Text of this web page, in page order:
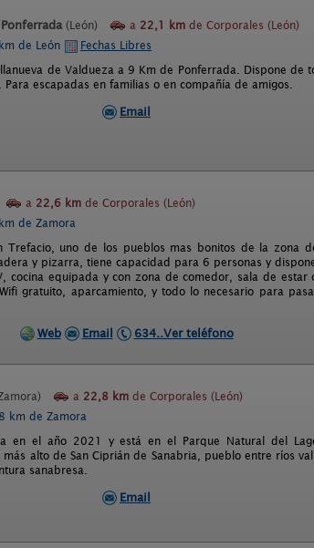
(León) a 22,1 km de Corporales (León)
de León
Fechas Libres
de Valdueza a 9 Km de Ponferrada. Dispone de
escapadas en familias o en compañía de amigos.
Email
a 22,6 km de Corporales (León)
de Zamora
Trefacio, uno de los pueblos mas bonitos de la zona
y pizarra, tiene capacidad para 6 personas y
cocina equipada y con zona de comedor, sala de estar
gratuito, aparcamiento, y todo lo necesario para
Web
Email 634..Ver teléfono
a 22,8 km de Corporales (León)
km de Zamora
en el año 2021 y está en el Parque Natural del
alto de San Ciprián de Sanabria, pueblo entre ríos
sanabresa.
Email